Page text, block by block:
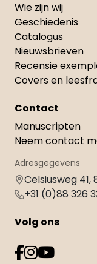
Wie zijn wij
Geschiedenis
Catalogus
Nieuwsbrieven
Recensie
Covers en
Contact
Manuscripten
Neem contact
Adresgegevens
Celsiusweg 41,
+31 (0)88 326
Volg ons